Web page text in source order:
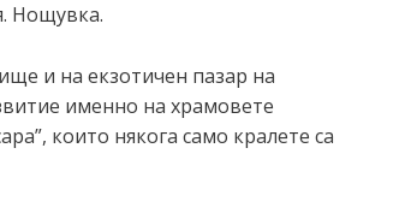
Нощувка.
и на екзотичен пазар на
именно на храмовете
които някога само кралете са